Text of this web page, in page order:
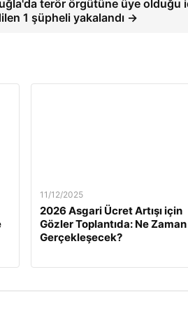
terör örgütüne üye olduğu
1 şüpheli yakalandı →
11/12/2025
2026 Asgari Ücret Artışı için
Gözler Toplantıda: Ne Zaman
Gerçekleşecek?